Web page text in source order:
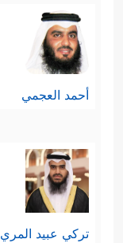
أحمد العجمي
تركي عبيد المري